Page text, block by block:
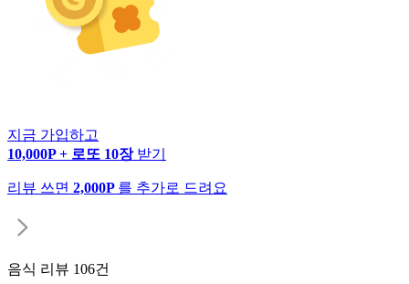
지금 가입하고
10,000P + 로또 10장 받기
리뷰 쓰면 2,000P 를 추가로 드려요
음식 리뷰 106건